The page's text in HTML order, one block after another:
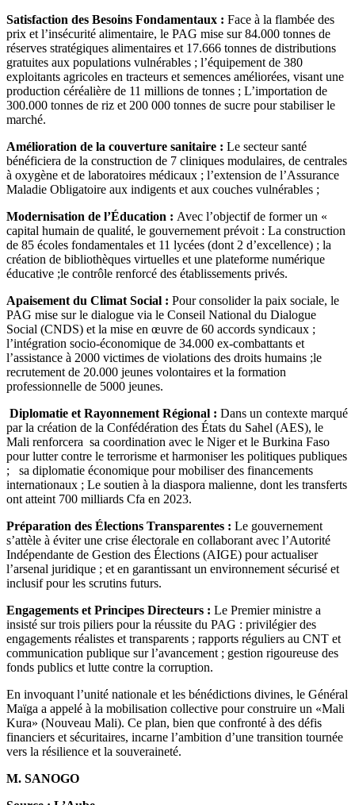
Satisfaction des Besoins Fondamentaux : Face à la flambée des
prix et l’insécurité alimentaire, le PAG mise sur 84.000 tonnes de
réserves stratégiques alimentaires et 17.666 tonnes de distributions
gratuites aux populations vulnérables ; l’équipement de 380
exploitants agricoles en tracteurs et semences améliorées, visant une
production céréalière de 11 millions de tonnes ; L’importation de
300.000 tonnes de riz et 200 000 tonnes de sucre pour stabiliser le
marché.
Amélioration de la couverture sanitaire : Le secteur santé
bénéficiera de la construction de 7 cliniques modulaires, de centrales
à oxygène et de laboratoires médicaux ; l’extension de l’Assurance
Maladie Obligatoire aux indigents et aux couches vulnérables ;
Modernisation de l’Éducation : Avec l’objectif de former un «
capital humain de qualité, le gouvernement prévoit : La construction
de 85 écoles fondamentales et 11 lycées (dont 2 d’excellence) ; la
création de bibliothèques virtuelles et une plateforme numérique
éducative ;le contrôle renforcé des établissements privés.
Apaisement du Climat Social : Pour consolider la paix sociale, le
PAG mise sur le dialogue via le Conseil National du Dialogue
Social (CNDS) et la mise en œuvre de 60 accords syndicaux ;
l’intégration socio-économique de 34.000 ex-combattants et
l’assistance à 2000 victimes de violations des droits humains ;le
recrutement de 20.000 jeunes volontaires et la formation
professionnelle de 5000 jeunes.
Diplomatie et Rayonnement Régional : Dans un contexte marqué
par la création de la Confédération des États du Sahel (AES), le
Mali renforcera sa coordination avec le Niger et le Burkina Faso
pour lutter contre le terrorisme et harmoniser les politiques publiques
; sa diplomatie économique pour mobiliser des financements
internationaux ; Le soutien à la diaspora malienne, dont les transferts
ont atteint 700 milliards Cfa en 2023.
Préparation des Élections Transparentes : Le gouvernement
s’attèle à éviter une crise électorale en collaborant avec l’Autorité
Indépendante de Gestion des Élections (AIGE) pour actualiser
l’arsenal juridique ; et en garantissant un environnement sécurisé et
inclusif pour les scrutins futurs.
Engagements et Principes Directeurs : Le Premier ministre a
insisté sur trois piliers pour la réussite du PAG : privilégier des
engagements réalistes et transparents ; rapports réguliers au CNT et
communication publique sur l’avancement ; gestion rigoureuse des
fonds publics et lutte contre la corruption.
En invoquant l’unité nationale et les bénédictions divines, le Général
Maïga a appelé à la mobilisation collective pour construire un «Mali
Kura» (Nouveau Mali). Ce plan, bien que confronté à des défis
financiers et sécuritaires, incarne l’ambition d’une transition tournée
vers la résilience et la souveraineté.
M. SANOGO